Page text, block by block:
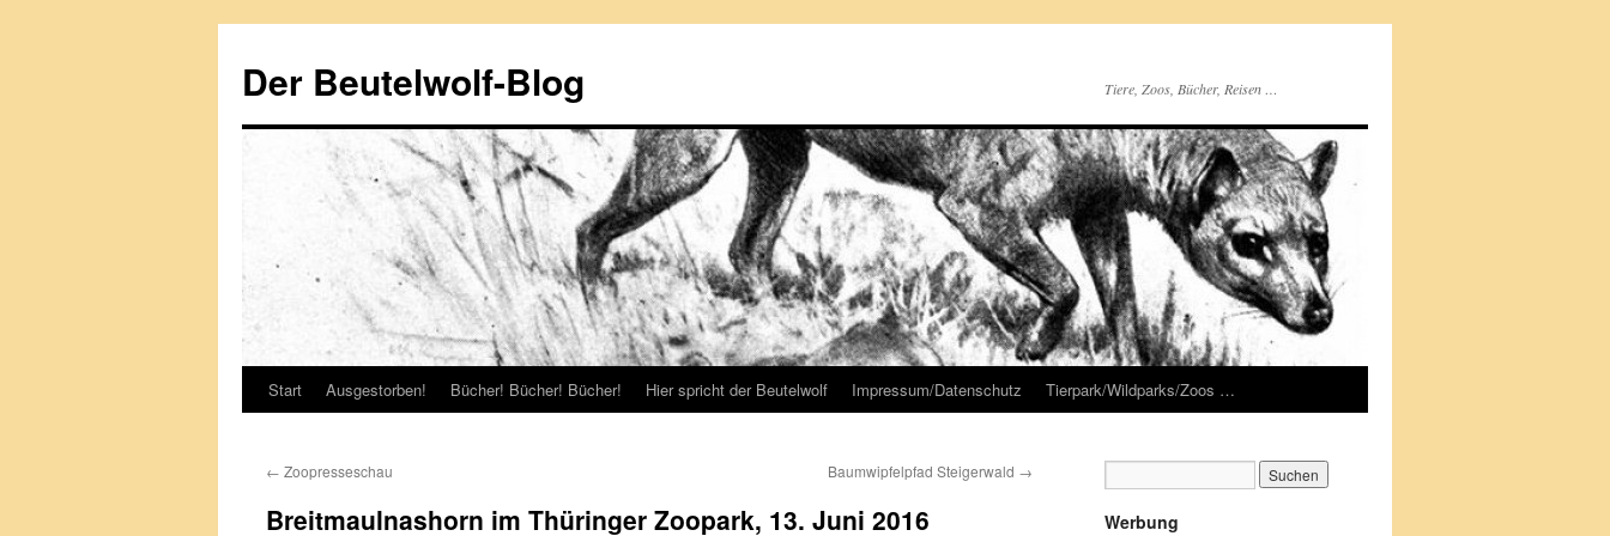
springen
Der Beutelwolf-Blog Tiere, Zoos, Bücher, Reisen …
Start Ausgestorben! Bücher! Bücher! Bücher! Hier spricht der Beutelwolf Impressum/Datenschutz Tierpark/Wildparks/Zoos …
← Zoopresseschau Baumwipfelpfad Steigerwald →
Breitmaulnashorn im Thüringer Zoopark, 13. Juni 2016 Werbung